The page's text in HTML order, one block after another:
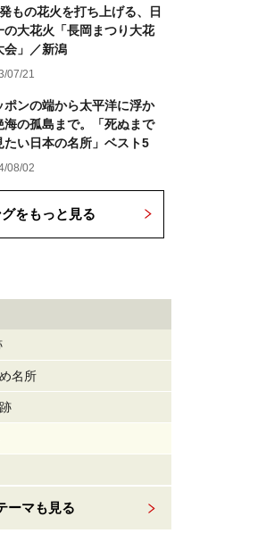
もの花火を打ち上げる、日
の大花火「長岡まつり大花
会」／新潟
07/21
ポンの端から太平洋に浮か
海の孤島まで。「死ぬまで
たい日本の名所」ベスト5
08/02
をもっと見る
名所
ーマも見る